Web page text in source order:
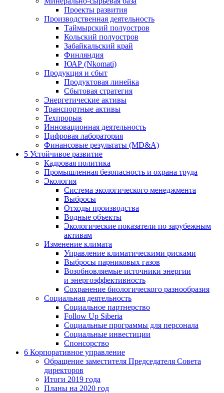
Проекты развития
Производственная деятельность
Таймырский полуостров
Кольский полуостров
Забайкальский край
Финляндия
ЮАР (Nkomati)
Продукция и сбыт
Продуктовая линейка
Сбытовая стратегия
Энергетические активы
Транспортные активы
Техпрорыв
Инновационная деятельность
Цифровая лаборатория
Финансовые результаты (MD&A)
5 Устойчивое развитие
Кадровая политика
Промышленная безопасность и охрана труда
Экология
Система экологического менеджмента
Выбросы
Отходы производства
Водные объекты
Экологические показатели по зарубежным
активам
Изменение климата
Управление климатическими рисками
Выбросы парниковых газов
Возобновляемые источники энергии
и энергоэффективность
Сохранение биологического разнообразия
Социальная деятельность
Социальное партнерство
Follow Up Siberia
Социальные программы для персонала
Социальные инвестиции
Спонсорство
6 Корпоративное управление
Обращение заместителя Председателя Совета
директоров
Итоги 2019 года
Планы на 2020 год